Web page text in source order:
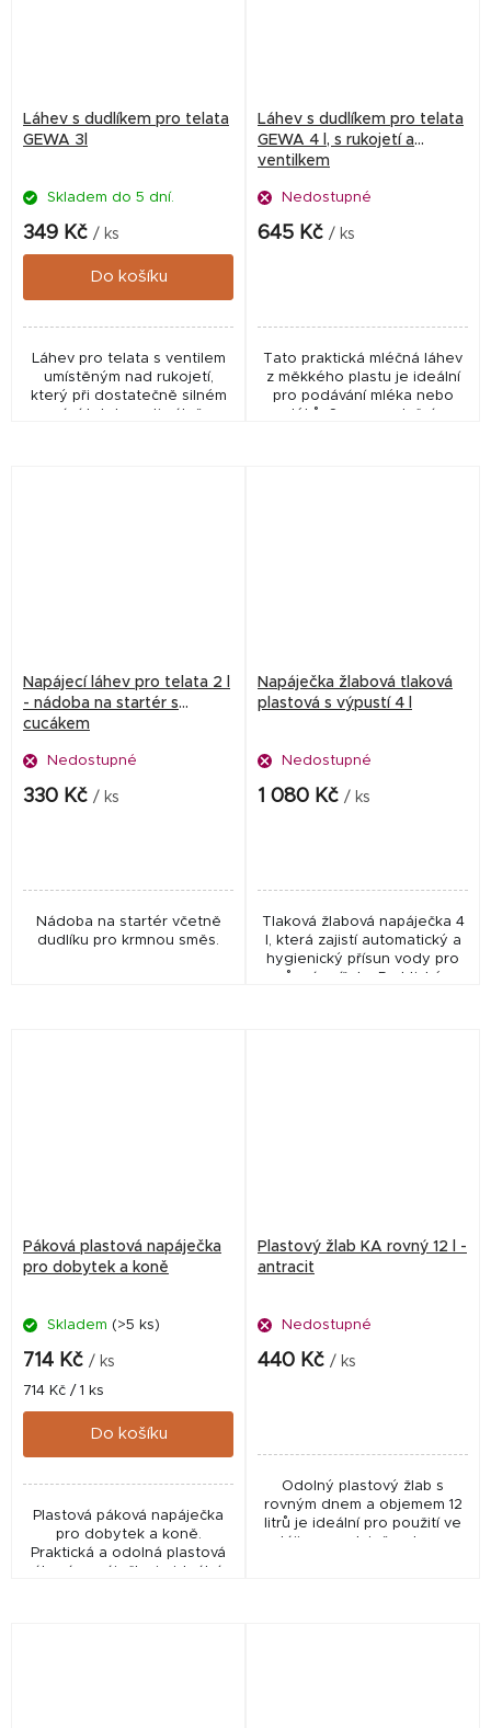
Láhev s dudlíkem pro telata
GEWA 3l
Skladem do 5 dní.
349 Kč / ks
Do košíku
Láhev pro telata s ventilem
umístěným nad rukojetí,
který při dostatečně silném
Láhev s dudlíkem pro telata
GEWA 4 l, s rukojetí a
ventilkem
Nedostupné
645 Kč / ks
Tato praktická mléčná láhev
z měkkého plastu je ideální
pro podávání mléka nebo
Napájecí láhev pro telata 2 l
- nádoba na startér s
cucákem
Nedostupné
330 Kč / ks
Nádoba na startér včetně
dudlíku pro krmnou směs.
Napáječka žlabová tlaková
plastová s výpustí 4 l
Nedostupné
1 080 Kč / ks
Tlaková žlabová napáječka 4
l, která zajistí automatický a
hygienický přísun vody pro
Páková plastová napáječka
pro dobytek a koně
Skladem (>5 ks)
714 Kč / ks
Měrná
cena:
714 Kč / 1 ks
Do košíku
Plastová páková napáječka
pro dobytek a koně.
Praktická a odolná plastová
páková napáječka je ideálním
Plastový žlab KA rovný 12 l -
antracit
Nedostupné
440 Kč / ks
Odolný plastový žlab s
rovným dnem a objemem 12
litrů je ideální pro použití ve
stáji, na pastvině nebo ve